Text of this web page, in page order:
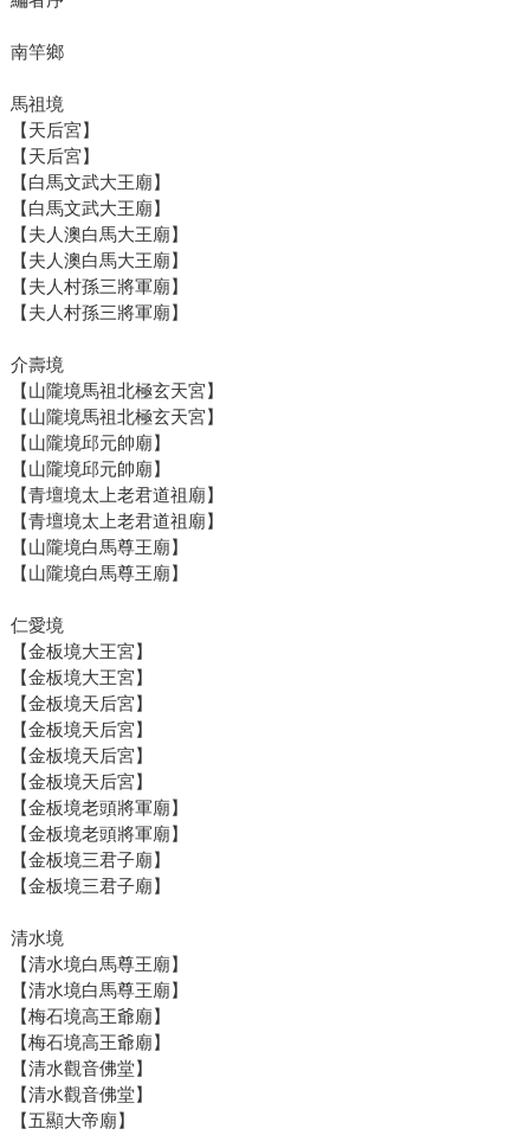
南竿鄉
馬祖境
【天后宮】
【天后宮】
【白馬文武大王廟】
【白馬文武大王廟】
【夫人澳白馬大王廟】
【夫人澳白馬大王廟】
【夫人村孫三將軍廟】
【夫人村孫三將軍廟】
介壽境
【山隴境馬祖北極玄天宮】
【山隴境馬祖北極玄天宮】
【山隴境邱元帥廟】
【山隴境邱元帥廟】
【青壇境太上老君道祖廟】
【青壇境太上老君道祖廟】
【山隴境白馬尊王廟】
【山隴境白馬尊王廟】
仁愛境
【金板境大王宮】
【金板境大王宮】
【金板境天后宮】
【金板境天后宮】
【金板境天后宮】
【金板境天后宮】
【金板境老頭將軍廟】
【金板境老頭將軍廟】
【金板境三君子廟】
【金板境三君子廟】
清水境
【清水境白馬尊王廟】
【清水境白馬尊王廟】
【梅石境高王爺廟】
【梅石境高王爺廟】
【清水觀音佛堂】
【清水觀音佛堂】
【五顯大帝廟】